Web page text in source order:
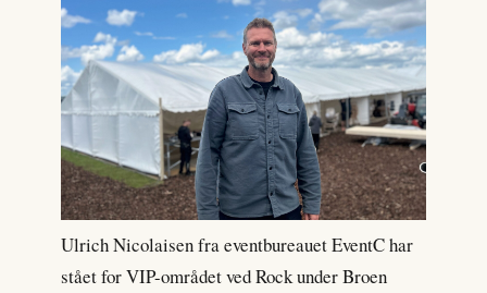
Ulrich Nicolaisen fra eventbureauet EventC har
stået for VIP-området ved Rock under Broen